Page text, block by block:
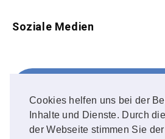
Cookies helfen uns bei der
Inhalte und Dienste. Durch
der Webseite stimmen Sie
Soziale Medien
FOLLOW ME!
Instagram